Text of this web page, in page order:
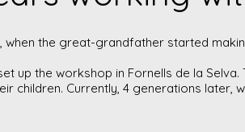
when the great-grandfather started
up the workshop in Fornells de la
children. Currently, 4 generations later,